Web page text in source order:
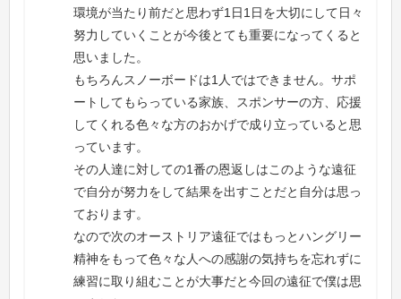
環境が当たり前だと思わず1日1日を大切にして日々
努力していくことが今後とても重要になってくると
思いました。
もちろんスノーボードは1人ではできません。サポ
ートしてもらっている家族、スポンサーの方、応援
してくれる色々な方のおかげで成り立っていると思
っています。
その人達に対しての1番の恩返しはこのような遠征
で自分が努力をして結果を出すことだと自分は思っ
ております。
なので次のオーストリア遠征ではもっとハングリー
精神をもって色々な人への感謝の気持ちを忘れずに
練習に取り組むことが大事だと今回の遠征で僕は思